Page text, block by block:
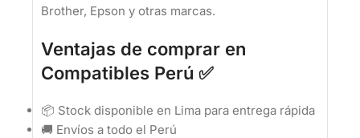
Brother, Epson y otras marcas.
Ventajas de comprar en
Compatibles Perú ✅
📦 Stock disponible en Lima para entrega rápida
🚚 Envíos a todo el Perú